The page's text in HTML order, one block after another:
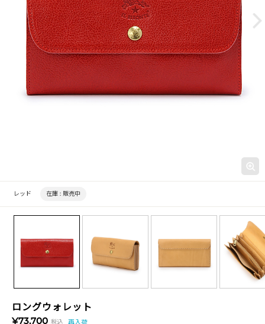
ロングウォレット
¥73,700 税込 再入荷
レッド 在庫 : 販売中